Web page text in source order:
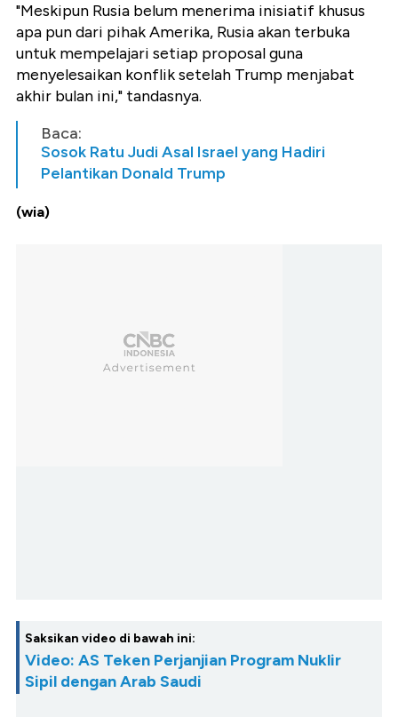
"Meskipun Rusia belum menerima inisiatif khusus
apa pun dari pihak Amerika, Rusia akan terbuka
untuk mempelajari setiap proposal guna
menyelesaikan konflik setelah Trump menjabat
akhir bulan ini," tandasnya.
Baca:
Sosok Ratu Judi Asal Israel yang Hadiri
Pelantikan Donald Trump
(wia)
Saksikan video di bawah ini:
Video: AS Teken Perjanjian Program Nuklir
Sipil dengan Arab Saudi